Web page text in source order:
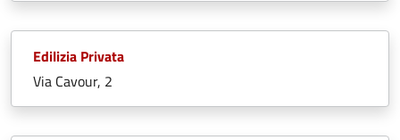
Edilizia Privata
Via Cavour, 2